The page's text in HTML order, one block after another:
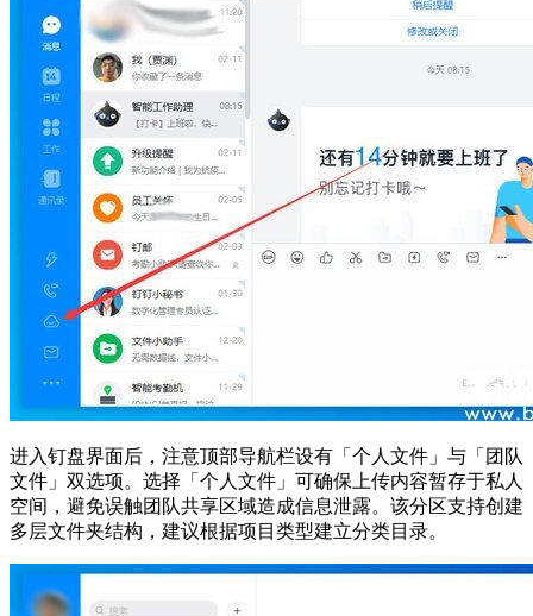
进入钉盘界面后，注意顶部导航栏设有「个人文件」与「团队
文件」双选项。选择「个人文件」可确保上传内容暂存于私人
空间，避免误触团队共享区域造成信息泄露。该分区支持创建
多层文件夹结构，建议根据项目类型建立分类目录。